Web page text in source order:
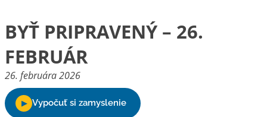
BYŤ PRIPRAVENÝ – 26.
FEBRUÁR
26. februára 2026